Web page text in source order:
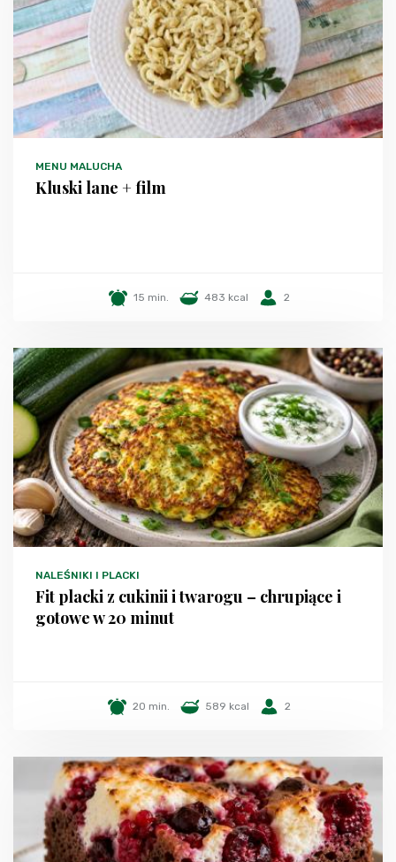
MENU MALUCHA
Kluski lane + film
15 min. 483 kcal 2
NALEŚNIKI I PLACKI
Fit placki z cukinii i twarogu – chrupiące i
gotowe w 20 minut
20 min. 589 kcal 2